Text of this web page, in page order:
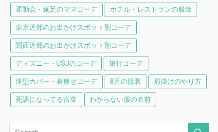
運動会・遠足のママコーデ ホテル・レストランの服装
東京近郊のお出かけスポット別コーデ
関西近郊のお出かけスポット別コーデ
ディズニー・USJのコーデ 旅行コーデ
体型カバー・着痩せコーデ 8月の服装 肩掛けのやり方
死語になってる言葉 わからない服の名前